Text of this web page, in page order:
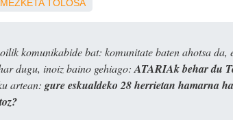
TOLOSA
komunikabide bat: komunitate baten ahotsa da,
dugu, inoiz baino gehiago: ATARIAk behar du
artean: gure eskualdeko 28 herrietan hamarna